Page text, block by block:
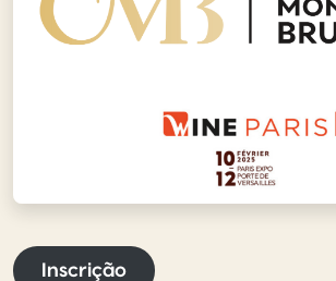
Inscrição